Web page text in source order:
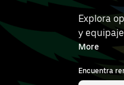
Explora
y equipaje,
General
More
Encuentra